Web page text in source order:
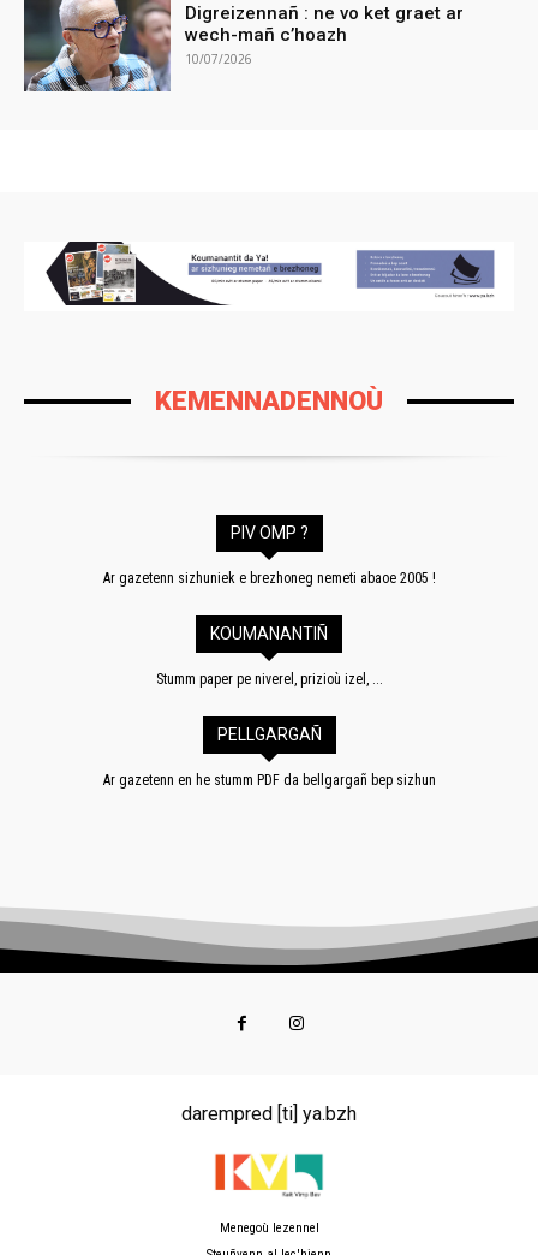
Digreizennañ : ne vo ket graet ar
wech-mañ c’hoazh
10/07/2026
KEMENNADENNOÙ
PIV OMP ?
Ar gazetenn sizhuniek e brezhoneg nemeti abaoe 2005 !
KOUMANANTIÑ
Stumm paper pe niverel, prizioù izel, ...
PELLGARGAÑ
Ar gazetenn en he stumm PDF da bellgargañ bep sizhun
darempred [ti] ya.bzh
Menegoù lezennel